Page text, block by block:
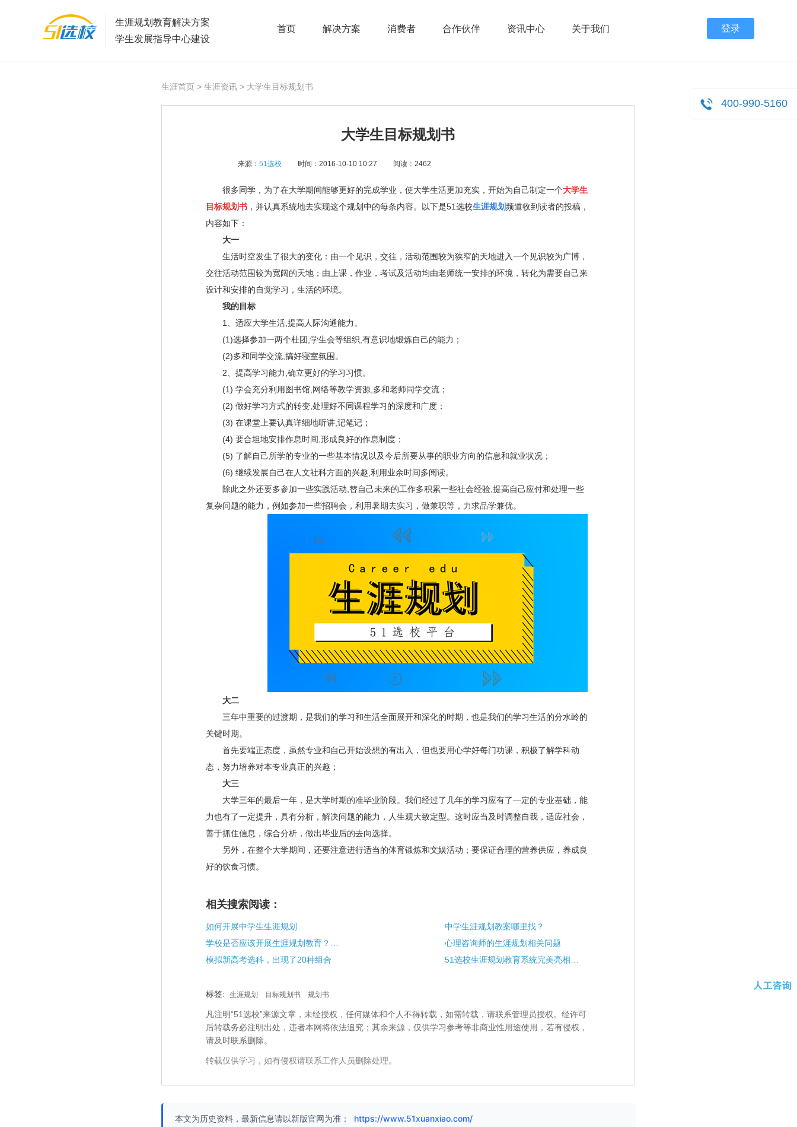
400-990-5160
生涯规划教育解决方案
学生发展指导中心建设
登录
首页 解决方案 消费者 合作伙伴 资讯中心 关于我们
生涯首页 > 生涯资讯 > 大学生目标规划书
大学生目标规划书
来源： 51选校 时间：2016-10-10 10:27 阅读：2462
很多同学，为了在大学期间能够更好的完成学业，使大学生活更加充实，开始为自己制定一个大学生
目标规划书 ，并认真系统地去实现这个规划中的每条内容。以下是51选校生涯规划频道收到读者的投稿，
内容如下：
大一
生活时空发生了很大的变化：由一个见识，交往，活动范围较为狭窄的天地进入一个见识较为广博，
交往活动范围较为宽阔的天地；由上课，作业，考试及活动均由老师统一安排的环境，转化为需要自己来
设计和安排的自觉学习，生活的环境。
我的目标
1、适应大学生活,提高人际沟通能力。
(1)选择参加一两个杜团,学生会等组织,有意识地锻炼自己的能力；
(2)多和同学交流,搞好寝室氛围。
2、提高学习能力,确立更好的学习习惯。
(1) 学会充分利用图书馆,网络等教学资源,多和老师同学交流；
(2) 做好学习方式的转变,处理好不同课程学习的深度和广度；
(3) 在课堂上要认真详细地听讲,记笔记；
(4) 要合坦地安排作息时间,形成良好的作息制度；
(5) 了解自己所学的专业的一些基本情况以及今后所要从事的职业方向的信息和就业状况；
(6) 继续发展自己在人文社科方面的兴趣,利用业余时间多阅读。
除此之外还要多参加一些实践活动,替自己未来的工作多积累一些社会经验,提高自己应付和处理一些
复杂问题的能力，例如参加一些招聘会，利用暑期去实习，做兼职等，力求品学兼优。
大二
三年中重要的过渡期，是我们的学习和生活全面展开和深化的时期，也是我们的学习生活的分水岭的
关键时期。
首先要端正态度，虽然专业和自己开始设想的有出入，但也要用心学好每门功课，积极了解学科动
态，努力培养对本专业真正的兴趣；
大三
大学三年的最后一年，是大学时期的准毕业阶段。我们经过了几年的学习应有了—定的专业基础，能
力也有了一定提升，具有分析，解决问题的能力，人生观大致定型。这时应当及时调整自我，适应社会，
善于抓住信息，综合分析，做出毕业后的去向选择。
另外，在整个大学期间，还要注意进行适当的体育锻炼和文娱活动；要保证合理的营养供应，养成良
好的饮食习惯。
相关搜索阅读：
如何开展中学生生涯规划
中学生涯规划教案哪里找？
心理咨询师的生涯规划相关问题
模拟新高考选科，出现了20种组合
标签: 生涯规划 目标规划书 规划书
凡注明“51选校”来源文章，未经授权，任何媒体和个人不得转载，如需转载，请联系管理员授权。经许可
后转载务必注明出处，违者本网将依法追究；其余来源，仅供学习参考等非商业性用途使用，若有侵权，
请及时联系删除。
转载仅供学习，如有侵权请联系工作人员删除处理。
本文为历史资料，最新信息请以新版官网为准： https://www.51xuanxiao.com/